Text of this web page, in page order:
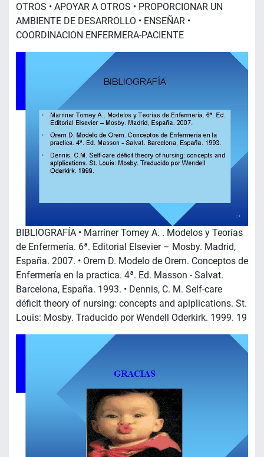
OTROS • APOYAR A OTROS • PROPORCIONAR UN
AMBIENTE DE DESARROLLO • ENSEÑAR •
COORDINACION ENFERMERA-PACIENTE
BIBLIOGRAFÍA • Marriner Tomey A. . Modelos y Teorías
de Enfermería. 6ª. Editorial Elsevier – Mosby. Madrid,
España. 2007. • Orem D. Modelo de Orem. Conceptos de
Enfermería en la practica. 4ª. Ed. Masson - Salvat.
Barcelona, España. 1993. • Dennis, C. M. Self-care
déficit theory of nursing: concepts and aplplications. St.
Louis: Mosby. Traducido por Wendell Oderkirk. 1999. 19